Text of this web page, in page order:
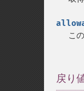
こ
戻り